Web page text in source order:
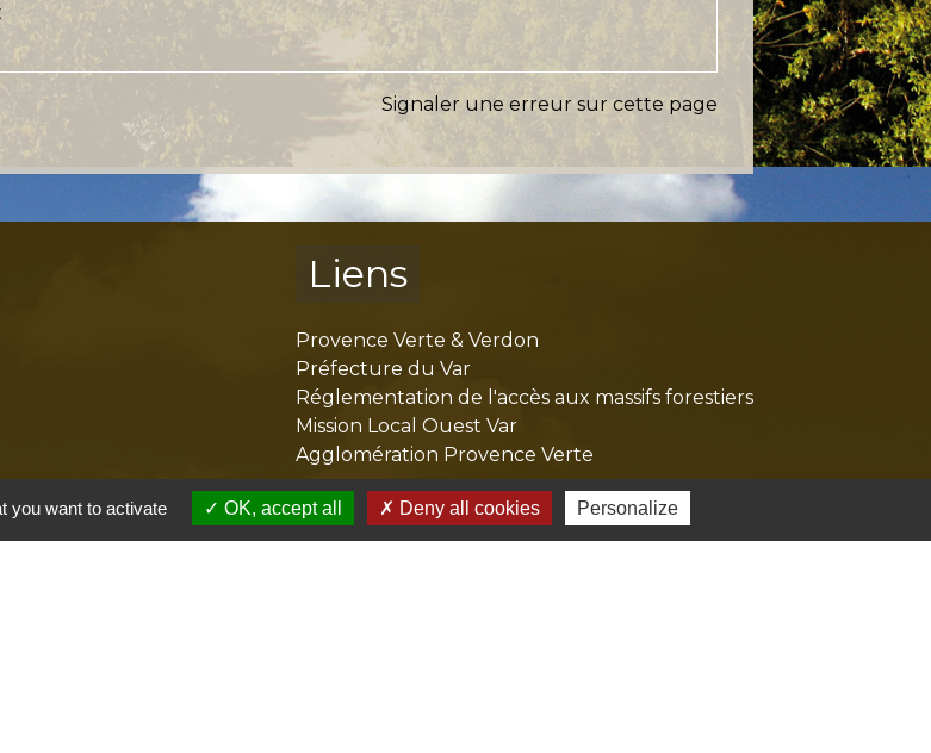
Signaler une erreur sur cette page
Liens
Provence Verte & Verdon
Préfecture du Var
Réglementation de l'accès aux massifs forestiers
Mission Local Ouest Var
Agglomération Provence Verte
you want to activate OK, accept all Deny all cookies Personalize